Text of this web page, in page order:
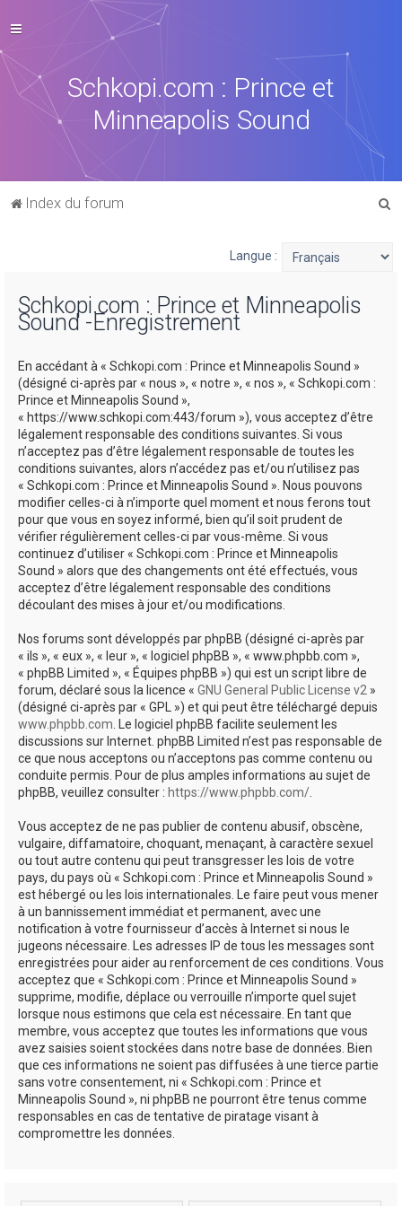
Schkopi.com : Prince et
Minneapolis Sound
Index du forum
Langue :
Schkopi.com : Prince et Minneapolis
Sound -Enregistrement
En accédant à « Schkopi.com : Prince et Minneapolis Sound »
(désigné ci-après par « nous », « notre », « nos », « Schkopi.com :
Prince et Minneapolis Sound »,
« https://www.schkopi.com:443/forum »), vous acceptez d’être
légalement responsable des conditions suivantes. Si vous
n’acceptez pas d’être légalement responsable de toutes les
conditions suivantes, alors n’accédez pas et/ou n’utilisez pas
« Schkopi.com : Prince et Minneapolis Sound ». Nous pouvons
modifier celles-ci à n’importe quel moment et nous ferons tout
pour que vous en soyez informé, bien qu’il soit prudent de
vérifier régulièrement celles-ci par vous-même. Si vous
continuez d’utiliser « Schkopi.com : Prince et Minneapolis
Sound » alors que des changements ont été effectués, vous
acceptez d’être légalement responsable des conditions
découlant des mises à jour et/ou modifications.
Nos forums sont développés par phpBB (désigné ci-après par
« ils », « eux », « leur », « logiciel phpBB », « www.phpbb.com »,
« phpBB Limited », « Équipes phpBB ») qui est un script libre de
forum, déclaré sous la licence « GNU General Public License v2 »
(désigné ci-après par « GPL ») et qui peut être téléchargé depuis
www.phpbb.com . Le logiciel phpBB facilite seulement les
discussions sur Internet. phpBB Limited n’est pas responsable de
ce que nous acceptons ou n’acceptons pas comme contenu ou
conduite permis. Pour de plus amples informations au sujet de
phpBB, veuillez consulter : https://www.phpbb.com/
Vous acceptez de ne pas publier de contenu abusif, obscène,
vulgaire, diffamatoire, choquant, menaçant, à caractère sexuel
ou tout autre contenu qui peut transgresser les lois de votre
pays, du pays où « Schkopi.com : Prince et Minneapolis Sound »
est hébergé ou les lois internationales. Le faire peut vous mener
à un bannissement immédiat et permanent, avec une
notification à votre fournisseur d’accès à Internet si nous le
jugeons nécessaire. Les adresses IP de tous les messages sont
enregistrées pour aider au renforcement de ces conditions. Vous
acceptez que « Schkopi.com : Prince et Minneapolis Sound »
supprime, modifie, déplace ou verrouille n’importe quel sujet
lorsque nous estimons que cela est nécessaire. En tant que
membre, vous acceptez que toutes les informations que vous
avez saisies soient stockées dans notre base de données. Bien
que ces informations ne soient pas diffusées à une tierce partie
sans votre consentement, ni « Schkopi.com : Prince et
Minneapolis Sound », ni phpBB ne pourront être tenus comme
responsables en cas de tentative de piratage visant à
compromettre les données.